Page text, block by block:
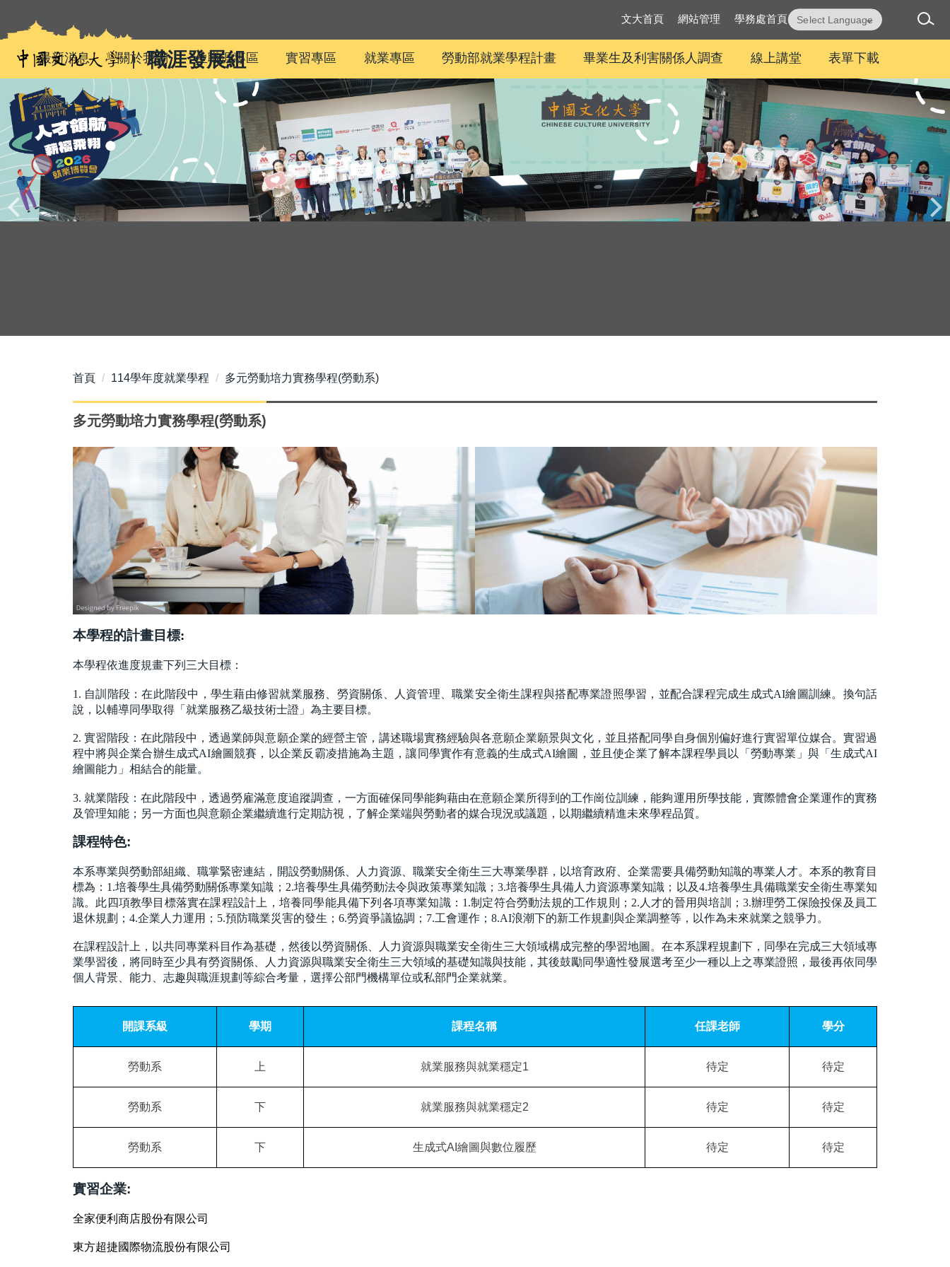
內
容
區
職涯發展組
Translate
文大首頁 網站管理 學務處首頁
最新消息 關於我們 生職涯專區 實習專區 就業專區 勞動部就業學程計畫 畢業生及利害關係人調查 線上講堂 表單下載
首頁 114學年度就業學程 多元勞動培力實務學程(勞動系)
多元勞動培力實務學程(勞動系)
本學程的計畫目標:
本學程依進度規畫下列三大目標：
1. 自訓階段：在此階段中，學生藉由修習就業服務、勞資關係、人資管理、職業安全衛生課程與搭配專業證照學習，並配合課程完成生成式AI繪圖訓練。換句話
說，以輔導同學取得「就業服務乙級技術士證」為主要目標。
2. 實習階段：在此階段中，透過業師與意願企業的經營主管，講述職場實務經驗與各意願企業願景與文化，並且搭配同學自身個別偏好進行實習單位媒合。實習過
程中將與企業合辦生成式AI繪圖競賽，以企業反霸凌措施為主題，讓同學實作有意義的生成式AI繪圖，並且使企業了解本課程學員以「勞動專業」與「生成式AI
繪圖能力」相結合的能量。
3. 就業階段：在此階段中，透過勞雇滿意度追蹤調查，一方面確保同學能夠藉由在意願企業所得到的工作崗位訓練，能夠運用所學技能，實際體會企業運作的實務
及管理知能；另一方面也與意願企業繼續進行定期訪視，了解企業端與勞動者的媒合現況或議題，以期繼續精進未來學程品質。
課程特色:
本系專業與勞動部組織、職掌緊密連結，開設勞動關係、人力資源、職業安全衛生三大專業學群，以培育政府、企業需要具備勞動知識的專業人才。本系的教育目
標為：1.培養學生具備勞動關係專業知識；2.培養學生具備勞動法令與政策專業知識；3.培養學生具備人力資源專業知識；以及4.培養學生具備職業安全衛生專業知
識。此四項教學目標落實在課程設計上，培養同學能具備下列各項專業知識：1.制定符合勞動法規的工作規則；2.人才的晉用與培訓；3.辦理勞工保險投保及員工
退休規劃；4.企業人力運用；5.預防職業災害的發生；6.勞資爭議協調；7.工會運作；8.AI浪潮下的新工作規劃與企業調整等，以作為未來就業之競爭力。
在課程設計上，以共同專業科目作為基礎，然後以勞資關係、人力資源與職業安全衛生三大領域構成完整的學習地圖。在本系課程規劃下，同學在完成三大領域專
業學習後，將同時至少具有勞資關係、人力資源與職業安全衛生三大領域的基礎知識與技能，其後鼓勵同學適性發展選考至少一種以上之專業證照，最後再依同學
個人背景、能力、志趣與職涯規劃等綜合考量，選擇公部門機構單位或私部門企業就業。
開課系級 學期 課程名稱 任課老師 學分
勞動系 上 就業服務與就業穩定1 待定 待定
勞動系 下 就業服務與就業穩定2 待定 待定
勞動系 下 生成式AI繪圖與數位履歷 待定 待定
實習企業:
全家便利商店股份有限公司
東方超捷國際物流股份有限公司